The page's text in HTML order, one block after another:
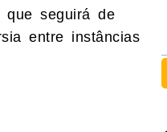
que seguirá de
entre instâncias